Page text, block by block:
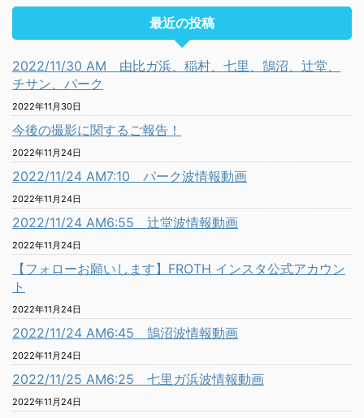
最近の投稿
2022/11/30 AM 由比ガ浜、稲村、七里、鵠沼、辻堂、
チサン、パーク
2022年11月30日
今後の撮影に関するご報告！
2022年11月24日
2022/11/24 AM7:10 パーク波情報動画
2022年11月24日
2022/11/24 AM6:55 辻堂波情報動画
2022年11月24日
【フォローお願いします】FROTH インスタ公式アカウン
ト
2022年11月24日
2022/11/24 AM6:45 鵠沼波情報動画
2022年11月24日
2022/11/25 AM6:25 七里ガ浜波情報動画
2022年11月24日